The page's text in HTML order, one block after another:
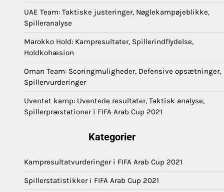
UAE Team: Taktiske justeringer, Nøglekampøjeblikke,
Spilleranalyse
Marokko Hold: Kampresultater, Spillerindflydelse,
Holdkohæsion
Oman Team: Scoringmuligheder, Defensive opsætninger,
Spillervurderinger
Uventet kamp: Uventede resultater, Taktisk analyse,
Spillerpræstationer i FIFA Arab Cup 2021
Kategorier
Kampresultatvurderinger i FIFA Arab Cup 2021
Spillerstatistikker i FIFA Arab Cup 2021